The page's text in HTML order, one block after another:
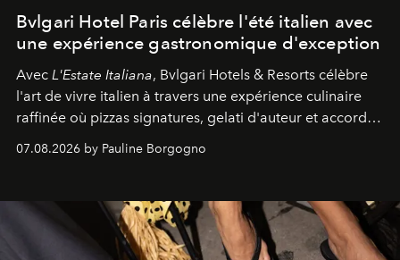
Bvlgari Hotel Paris célèbre l'été italien avec
une expérience gastronomique d'exception
Avec L'Estate Italiana, Bvlgari Hotels & Resorts célèbre
l'art de vivre italien à travers une expérience culinaire
raffinée où pizzas signatures, gelati d'auteur et accords
d'exception composent un véritable voyage sensoriel.
07.08.2026 by Pauline Borgogno